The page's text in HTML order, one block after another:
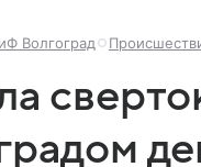
Волгоград